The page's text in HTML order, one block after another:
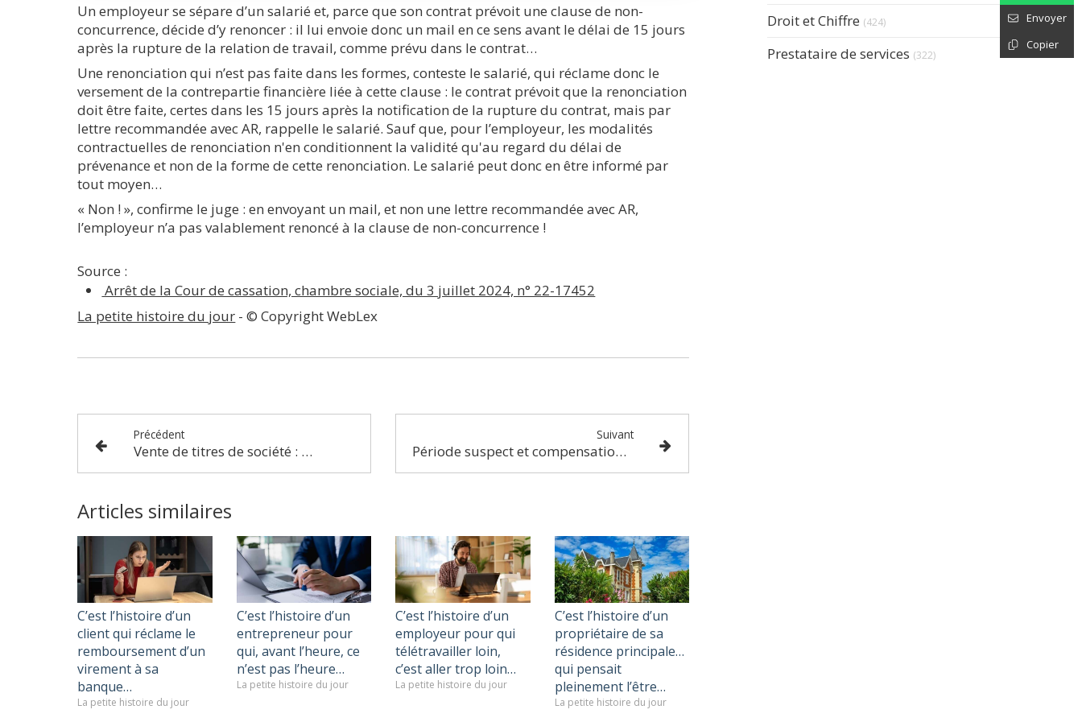
Un employeur se sépare d’un salarié et, parce que son contrat prévoit une clause de non-
concurrence, décide d’y renoncer : il lui envoie donc un mail en ce sens avant le délai de 15 jours
après la rupture de la relation de travail, comme prévu dans le contrat…
Une renonciation qui n’est pas faite dans les formes, conteste le salarié, qui réclame donc le
versement de la contrepartie financière liée à cette clause : le contrat prévoit que la renonciation
doit être faite, certes dans les 15 jours après la notification de la rupture du contrat, mais par
lettre recommandée avec AR, rappelle le salarié. Sauf que, pour l’employeur, les modalités
contractuelles de renonciation n'en conditionnent la validité qu'au regard du délai de
prévenance et non de la forme de cette renonciation. Le salarié peut donc en être informé par
tout moyen…
« Non ! », confirme le juge : en envoyant un mail, et non une lettre recommandée avec AR,
l’employeur n’a pas valablement renoncé à la clause de non-concurrence !
Source :
Arrêt de la Cour de cassation, chambre sociale, du 3 juillet 2024, n° 22-17452
La petite histoire du jour - © Copyright WebLex
Précédent
Vente de titres de société : qu’est-ce qu’un prix « déterminable » ?
Suivant
Période suspect et compensation des créances : possible ?
Articles similaires
C’est l’histoire d’un
client qui réclame le
remboursement d’un
virement à sa
banque…
La petite histoire du jour
C’est l’histoire d’un
entrepreneur pour
qui, avant l’heure, ce
n’est pas l’heure…
La petite histoire du jour
C’est l’histoire d’un
employeur pour qui
télétravailler loin,
c’est aller trop loin…
La petite histoire du jour
C’est l’histoire d’un
propriétaire de sa
résidence principale…
qui pensait
pleinement l’être…
La petite histoire du jour
Envoyer
Copier
Droit et Chiffre (424)Articles Count
Prestataire de services (322)Articles Count